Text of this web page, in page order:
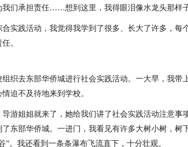
们承担责任……想到这里，我得眼泪像水龙头那样子
实践活动，我觉得我学到了很多、长大了许多，每
。
织去东部华侨城进行社会实践活动。一大早，我带
迫不及待地来到学校。
游姐姐就来了，她给我们讲了社会实践活动注意事
东部华侨城。一进门，我看见有许多大树小树，树
”。我还看到一条条瀑布飞流直下，十分壮观。